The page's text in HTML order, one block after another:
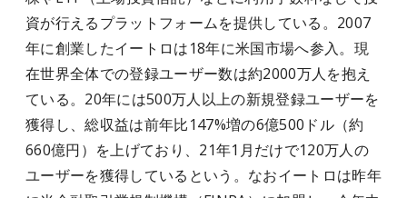
資が行えるプラットフォームを提供している。2007
年に創業したイートロは18年に米国市場へ参入。現
在世界全体での登録ユーザー数は約2000万人を抱え
ている。20年には500万人以上の新規登録ユーザーを
獲得し、総収益は前年比147%増の6億500ドル（約
660億円）を上げており、21年1月だけで120万人の
ユーザーを獲得しているという。なおイートロは昨年